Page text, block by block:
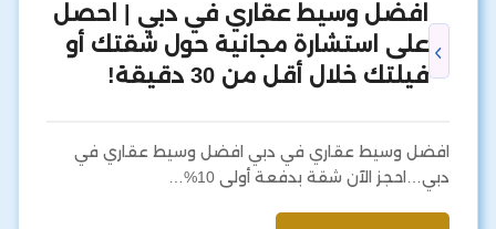
افضل وسيط عقاري في دبي | احصل
على استشارة مجانية حول شقتك أو
فيلتك خلال أقل من 30 دقيقة!
افضل وسيط عقاري في دبي افضل وسيط عقاري في
دبي…احجز الآن شقة بدفعة أولى 10%…